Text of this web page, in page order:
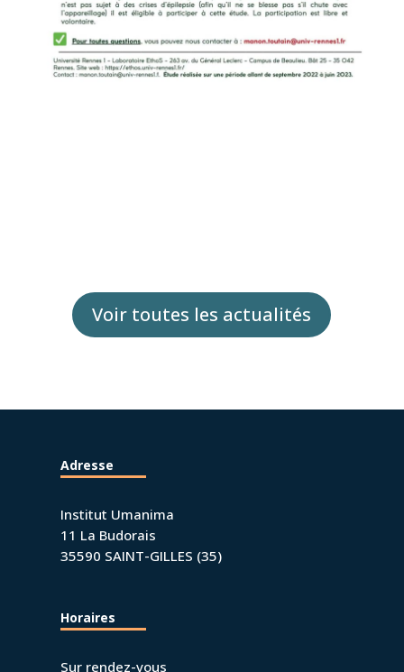
Voir toutes les actualités
Adresse
Institut Umanima
11 La Budorais
35590 SAINT-GILLES (35)
Horaires
Sur rendez-vous